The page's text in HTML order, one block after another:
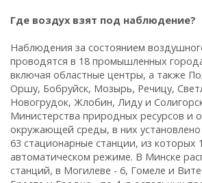
Где воздух взят под наблюдение?
Наблюдения за состоянием
проводятся в 18 промышленных
включая областные центры, а также
Оршу, Бобруйск, Мозырь, Речицу,
Новогрудок, Жлобин, Лиду и
Министерства природных ресурсов и
окружающей среды, в них
63 стационарные станции, из которых
автоматическом режиме. В Минске
станций, в Могилеве - 6, Гомеле и